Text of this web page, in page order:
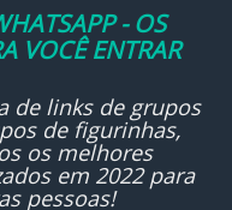
- OS
VOCÊ ENTRAR
de links de grupos
de figurinhas,
os melhores
em 2022 para
pessoas!